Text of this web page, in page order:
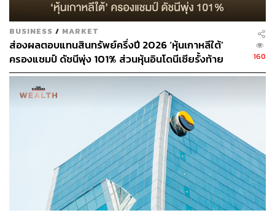
BUSINESS / MARKET
ส่องผลตอบแทนสินทรัพย์ครึ่งปี 2026 ‘หุ้นเกาหลีใต้’
ครองแชมป์ ดัชนีพุ่ง 101% ส่วนหุ้นอินโดนีเซียรั้งท้าย
ติดลบ 35%
160